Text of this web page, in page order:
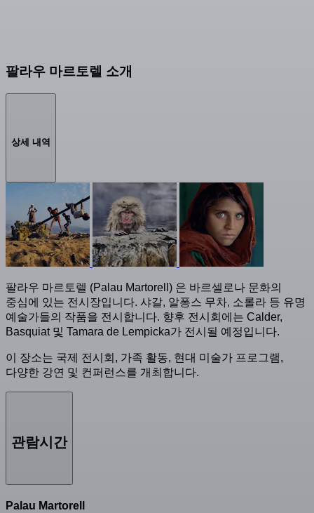
팔라우 마르토렐 소개
상세 내역
팔라우 마르토렐 (Palau Martorell) 은 바르셀로나 문화의
중심에 있는 전시장입니다. 샤갈, 알퐁스 무차, 소롤라 등 유명
예술가들의 작품을 전시합니다. 향후 전시회에는 Calder,
Basquiat 및 Tamara de Lempicka가 전시될 예정입니다.
이 장소는 국제 전시회, 가족 활동, 현대 미술가 프로그램,
다양한 강연 및 컨퍼런스를 개최합니다.
관람시간
Palau Martorell